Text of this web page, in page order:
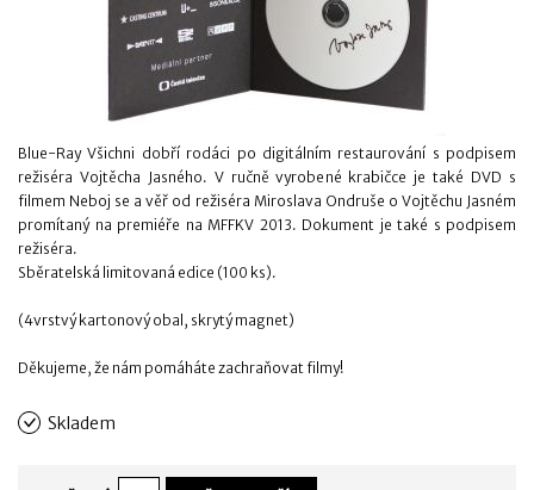
Blue-Ray Všichni dobří rodáci po digitálním restaurování s podpisem
režiséra Vojtěcha Jasného. V ručně vyrobené krabičce je také DVD s
filmem Neboj se a věř od režiséra Miroslava Ondruše o Vojtěchu Jasném
promítaný na premiéře na MFFKV 2013. Dokument je také s podpisem
režiséra.
Sběratelská limitovaná edice (100 ks).
(4vrstvý kartonový obal, skrytý magnet)
Děkujeme, že nám pomáháte zachraňovat filmy!
Skladem